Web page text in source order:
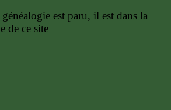
est paru, il est dans la
de ce site